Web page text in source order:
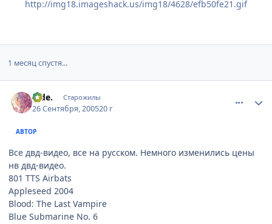
http://img18.imageshack.us/img18/4628/efb50fe21.gif
1 месяц спустя...
hide. Старожилы
26 Сентября, 200520 г
АВТОР
Все двд-видео, все на русском. Немного изменились цены
нв двд-видео.
801 TTS Airbats
Appleseed 2004
Blood: The Last Vampire
Blue Submarine No. 6